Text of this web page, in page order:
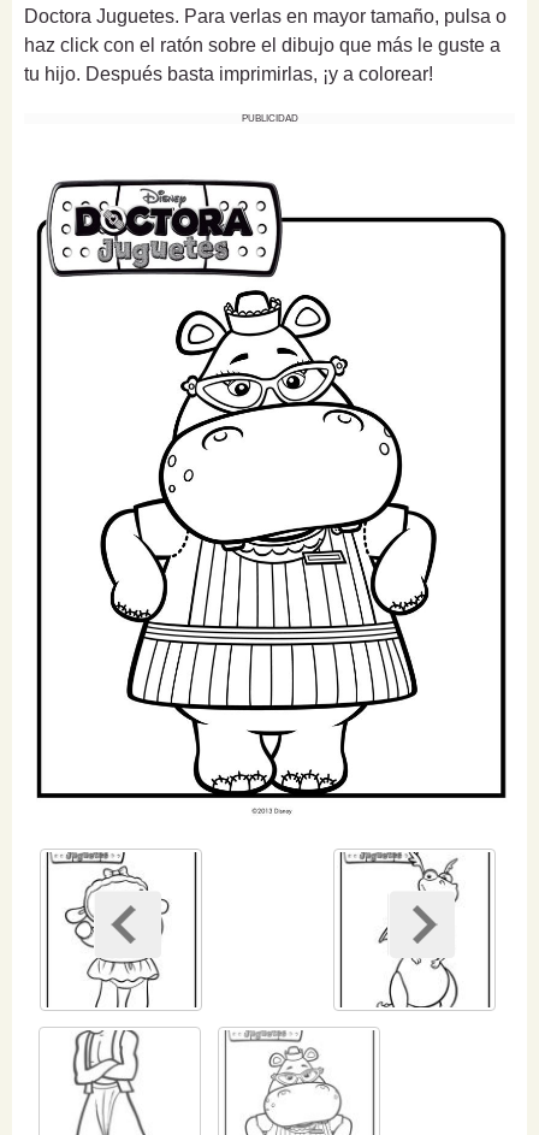
Doctora Juguetes. Para verlas en mayor tamaño, pulsa o
haz click con el ratón sobre el dibujo que más le guste a
tu hijo. Después basta imprimirlas, ¡y a colorear!
PUBLICIDAD